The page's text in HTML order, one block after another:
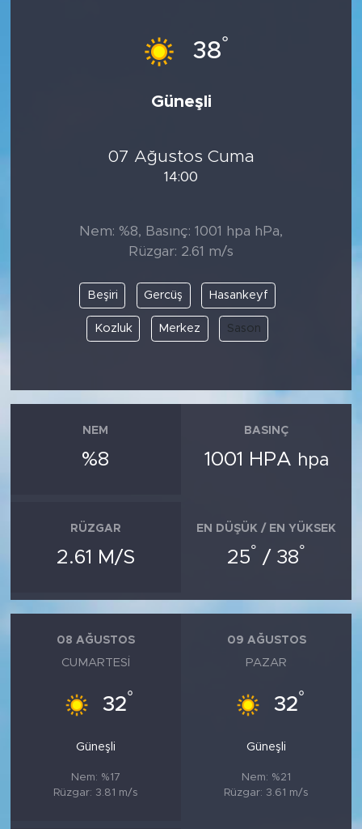
38°
Güneşli
07 Ağustos Cuma
14:00
Nem: %8, Basınç: 1001 hpa hPa,
Rüzgar: 2.61 m/s
Beşiri Gercüş Hasankeyf
Kozluk Merkez Sason
NEM
%8
BASINÇ
1001 HPA hpa
RÜZGAR
2.61 M/S
EN DÜŞÜK / EN YÜKSEK
25° / 38°
08 AĞUSTOS
CUMARTESI
32°
Güneşli
Nem: %17
Rüzgar: 3.81 m/s
09 AĞUSTOS
PAZAR
32°
Güneşli
Nem: %21
Rüzgar: 3.61 m/s